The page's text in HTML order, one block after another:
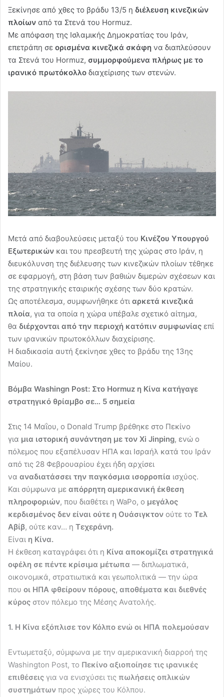
Ξεκίνησε από χθες το βράδυ 13/5 η διέλευση κινεζικών
πλοίων από τα Στενά του Hormuz.
Με απόφαση της Ισλαμικής Δημοκρατίας του Ιράν,
επετράπη σε ορισμένα κινεζικά σκάφη να διαπλεύσουν
τα Στενά του Hormuz, συμμορφούμενα πλήρως με το
ιρανικό πρωτόκολλο διαχείρισης των στενών.
Μετά από διαβουλεύσεις μεταξύ του Κινέζου Υπουργού
Εξωτερικών και του πρεσβευτή της χώρας στο Ιράν, η
διευκόλυνση της διέλευσης των κινεζικών πλοίων τέθηκε
σε εφαρμογή, στη βάση των βαθιών διμερών σχέσεων και
της στρατηγικής εταιρικής σχέσης των δύο κρατών.
Ως αποτέλεσμα, συμφωνήθηκε ότι αρκετά κινεζικά
πλοία, για τα οποία η χώρα υπέβαλε σχετικό αίτημα,
θα διέρχονται από την περιοχή κατόπιν συμφωνίας επί
των ιρανικών πρωτοκόλλων διαχείρισης.
Η διαδικασία αυτή ξεκίνησε χθες το βράδυ της 13ης
Μαίου.
Βόμβα Washingn Post: Στο Hormuz η Κίνα κατήγαγε
στρατηγικό θρίαμβο σε… 5 σημεία
Στις 14 Μαΐου, ο Donald Trump βρέθηκε στο Πεκίνο
για μια ιστορική συνάντηση με τον Xi Jinping, ενώ ο
πόλεμος που εξαπέλυσαν ΗΠΑ και Ισραήλ κατά του Ιράν
από τις 28 Φεβρουαρίου έχει ήδη αρχίσει
να αναδιατάσσει την παγκόσμια ισορροπία ισχύος.
Και σύμφωνα με απόρρητη αμερικανική έκθεση
πληροφοριών, που διαθέτει η WaPo, ο μεγάλος
κερδισμένος δεν είναι ούτε η Ουάσιγκτον ούτε το Τελ
Αβίβ, ούτε καν… η Τεχεράνη.
Είναι η Κίνα.
Η έκθεση καταγράφει ότι η Κίνα αποκομίζει στρατηγικά
οφέλη σε πέντε κρίσιμα μέτωπα — διπλωματικά,
οικονομικά, στρατιωτικά και γεωπολιτικά — την ώρα
που οι ΗΠΑ φθείρουν πόρους, αποθέματα και διεθνές
κύρος στον πόλεμο της Μέσης Ανατολής.
1. Η Κίνα εξόπλισε τον Κόλπο ενώ οι ΗΠΑ πολεμούσαν
Εντωμεταξύ, σύμφωνα με την αμερικανική διαρροή της
Washington Post, το Πεκίνο αξιοποίησε τις ιρανικές
επιθέσεις για να ενισχύσει τις πωλήσεις οπλικών
συστημάτων προς χώρες του Κόλπου.